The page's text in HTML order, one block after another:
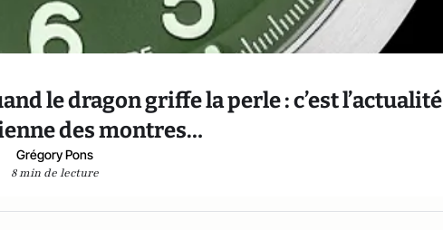
le dragon griffe la perle : c’est l’actualité
des montres…
Grégory Pons
8 min de lecture